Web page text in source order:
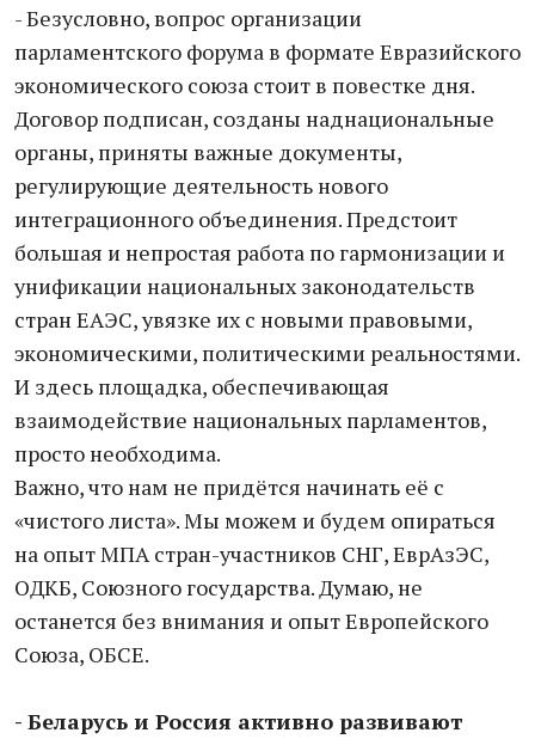
- Безусловно, вопрос организации
парламентского форума в формате Евразийского
экономического союза стоит в повестке дня.
Договор подписан, созданы наднациональные
органы, приняты важные документы,
регулирующие деятельность нового
интеграционного объединения. Предстоит
большая и непростая работа по гармонизации и
унификации национальных законодательств
стран ЕАЭС, увязке их с новыми правовыми,
экономическими, политическими реальностями.
И здесь площадка, обеспечивающая
взаимодействие национальных парламентов,
просто необходима.
Важно, что нам не придётся начинать её с
«чистого листа». Мы можем и будем опираться
на опыт МПА стран-участников СНГ, ЕврАзЭС,
ОДКБ, Союзного государства. Думаю, не
останется без внимания и опыт Европейского
Союза, ОБСЕ.
- Беларусь и Россия активно развивают